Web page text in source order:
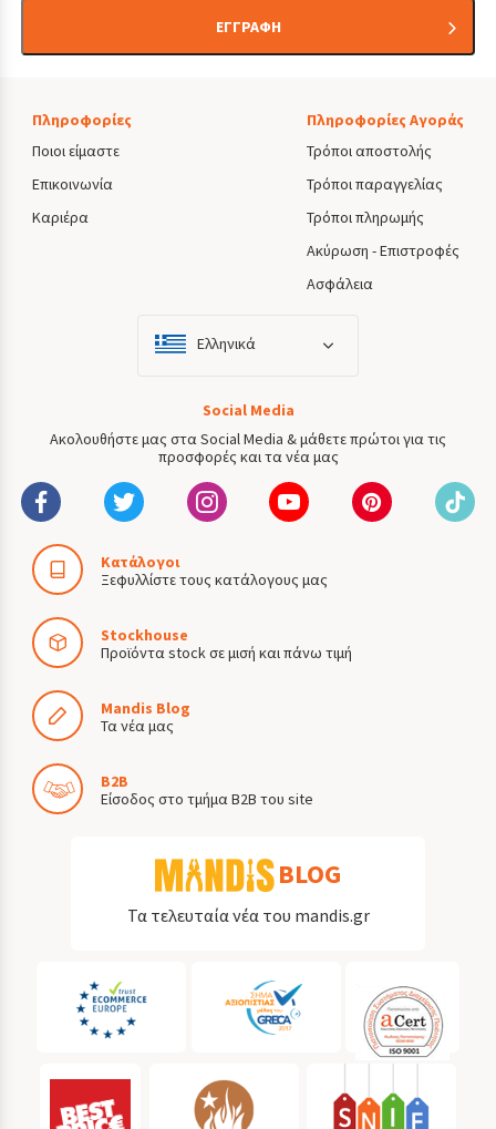
ΕΓΓΡΑΦΗ
Πληροφορίες
Ποιοι είμαστε
Επικοινωνία
Καριέρα
Πληροφορίες Αγοράς
Τρόποι αποστολής
Τρόποι παραγγελίας
Τρόποι πληρωμής
Ακύρωση - Επιστροφές
Ασφάλεια
Ελληνικά
Social Media
Ακολουθήστε μας στα Social Media & μάθετε πρώτοι για τις
προσφορές και τα νέα μας
Κατάλογοι
Ξεφυλλίστε τους κατάλογους μας
Stockhouse
Προϊόντα stock σε μισή και πάνω τιμή
Mandis Blog
Τα νέα μας
B2B
Είσοδος στο τμήμα B2B του site
BLOG
Τα τελευταία νέα του mandis.gr